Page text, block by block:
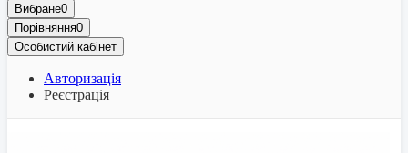
Вибране0
Порівняння0
Особистий кабінет
Авторизація
Реєстрація